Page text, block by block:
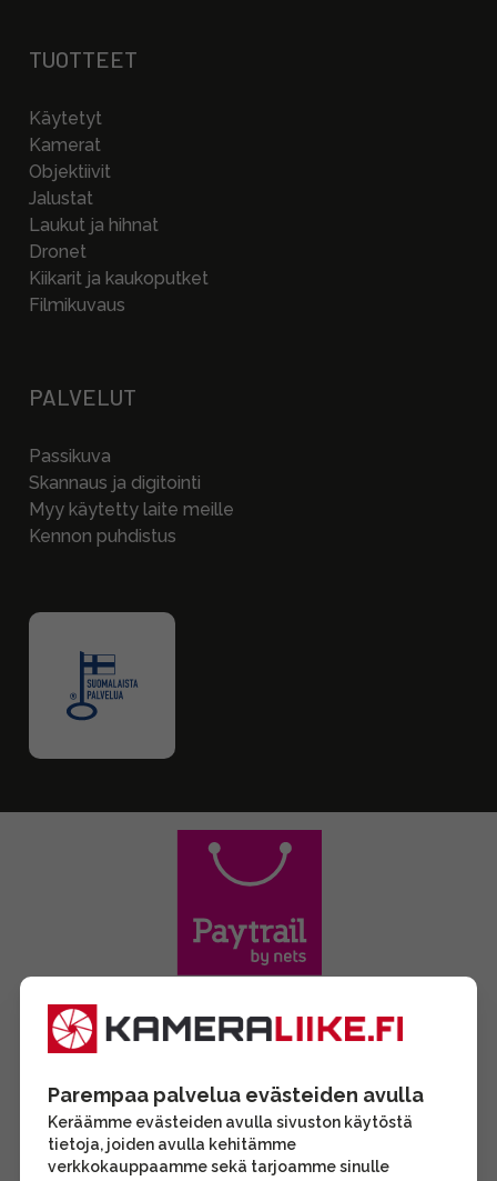
TUOTTEET
Käytetyt
Kamerat
Objektiivit
Jalustat
Laukut ja hihnat
Dronet
Kiikarit ja kaukoputket
Filmikuvaus
PALVELUT
Passikuva
Skannaus ja digitointi
Myy käytetty laite meille
Kennon puhdistus
Parempaa palvelua evästeiden avulla
Keräämme evästeiden avulla sivuston käytöstä
tietoja, joiden avulla kehitämme
verkkokauppaamme sekä tarjoamme sinulle